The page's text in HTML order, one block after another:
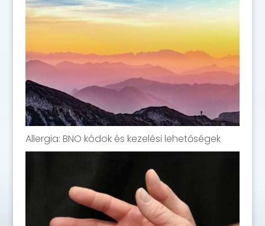
Allergia: BNO kódok és kezelési lehetőségek